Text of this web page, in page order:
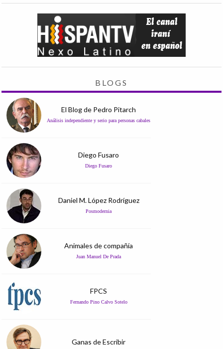
BLOGS
El Blog de Pedro Pitarch
Análisis independiente y serio para personas cabales
Diego Fusaro
Diego Fusaro
Daniel M. López Rodríguez
Posmodernia
Animales de compañía
Juan Manuel De Prada
FPCS
Fernando Pino Calvo Sotelo
Ganas de Escribir